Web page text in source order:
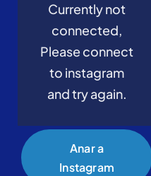
Currently not
connected,
Please connect
to instagram
and try again.
Anar a
Instagram